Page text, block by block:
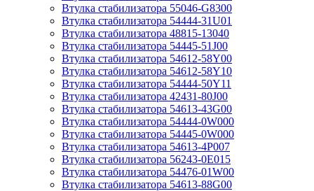
Втулка стабилизатора 55046-G8300
Втулка стабилизатора 54444-31U01
Втулка стабилизатора 48815-13040
Втулка стабилизатора 54445-51J00
Втулка стабилизатора 54612-58Y00
Втулка стабилизатора 54612-58Y10
Втулка стабилизатора 54444-50Y11
Втулка стабилизатора 42431-80J00
Втулка стабилизатора 54613-43G00
Втулка стабилизатора 54444-0W000
Втулка стабилизатора 54445-0W000
Втулка стабилизатора 54613-4P007
Втулка стабилизатора 56243-0E015
Втулка стабилизатора 54476-01W00
Втулка стабилизатора 54613-88G00